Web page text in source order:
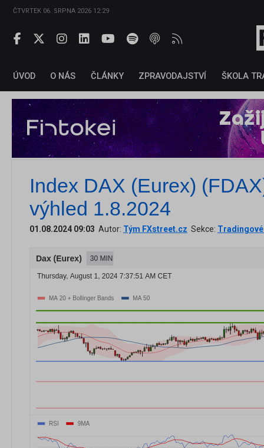
ČTVRTEK 06. SRPNA 2026 12:29
ÚVOD O NÁS ČLÁNKY ZPRAVODAJSTVÍ ŠKOLA
Index DAX (Eurex)
výhled 1.8.2024
01.08.2024 09:03 Autor: Tým FXstreet.cz Sekce: Tradingové